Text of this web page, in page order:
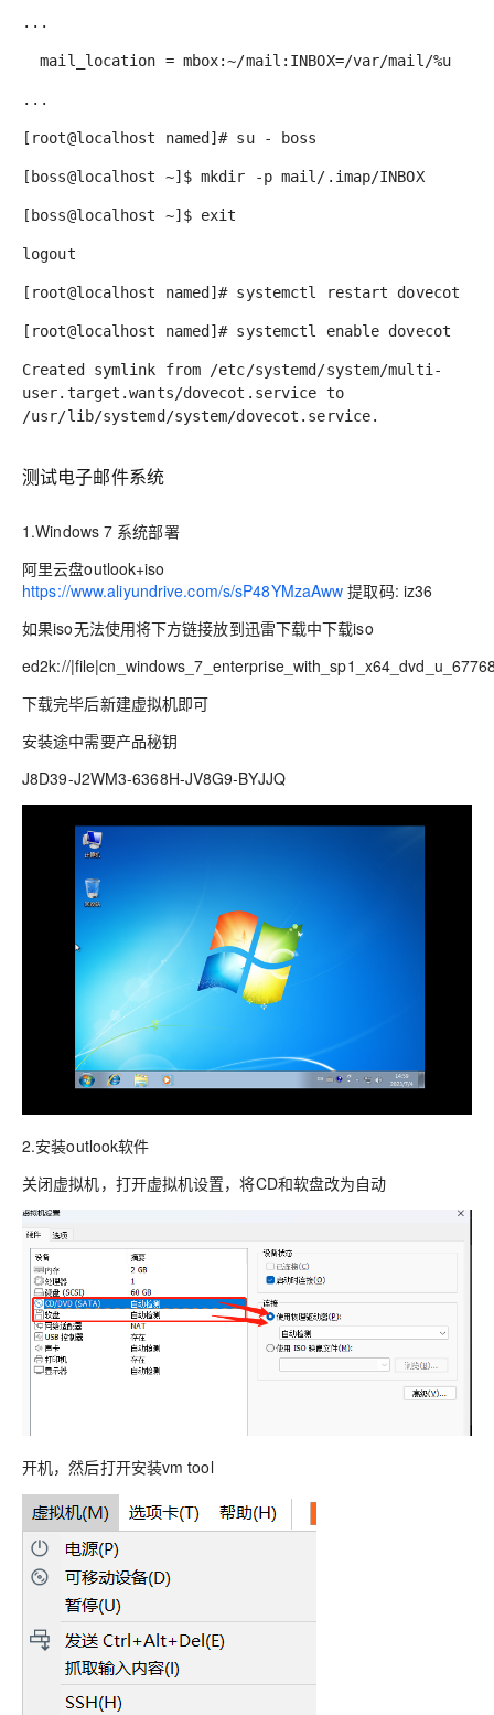
...
mail_location = mbox:~/mail:INBOX=/var/mail/%u
...
[root@localhost named]# su - boss
[boss@localhost ~]$ mkdir -p mail/.imap/INBOX
[boss@localhost ~]$ exit
logout
[root@localhost named]# systemctl restart dovecot
[root@localhost named]# systemctl enable dovecot
Created symlink from /etc/systemd/system/multi-
user.target.wants/dovecot.service to
/usr/lib/systemd/system/dovecot.service.
测试电子邮件系统
1.Windows 7 系统部署
阿里云盘outlook+iso
https://www.aliyundrive.com/s/sP48YMzaAww 提取码: iz36
如果iso无法使用将下方链接放到迅雷下载中下载iso
ed2k://
下载完毕后新建虚拟机即可
安装途中需要产品秘钥
J8D39-J2WM3-6368H-JV8G9-BYJJQ
2.安装outlook软件
关闭虚拟机，打开虚拟机设置，将CD和软盘改为自动
开机，然后打开安装vm tool